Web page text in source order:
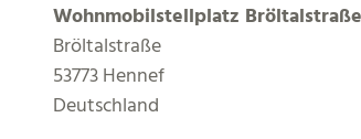
Wohnmobilstellplatz Bröltalstraße
Bröltalstraße
53773 Hennef
Deutschland